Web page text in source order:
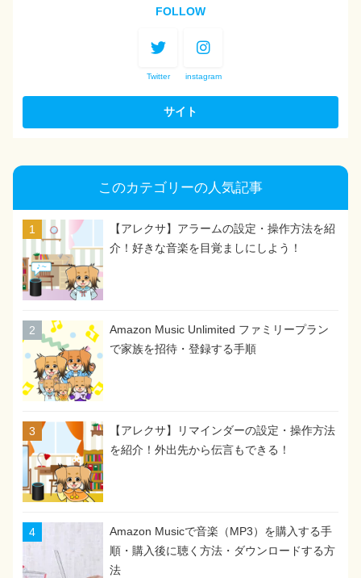
FOLLOW
Twitter instagram
このカテゴリーの人気記事
【アレクサ】アラームの設定・操作方法を紹
介！好きな音楽を目覚ましにしよう！
Amazon Music Unlimited ファミリープラン
で家族を招待・登録する手順
【アレクサ】リマインダーの設定・操作方法
を紹介！外出先から伝言もできる！
Amazon Musicで音楽（MP3）を購入する手
順・購入後に聴く方法・ダウンロードする方
法